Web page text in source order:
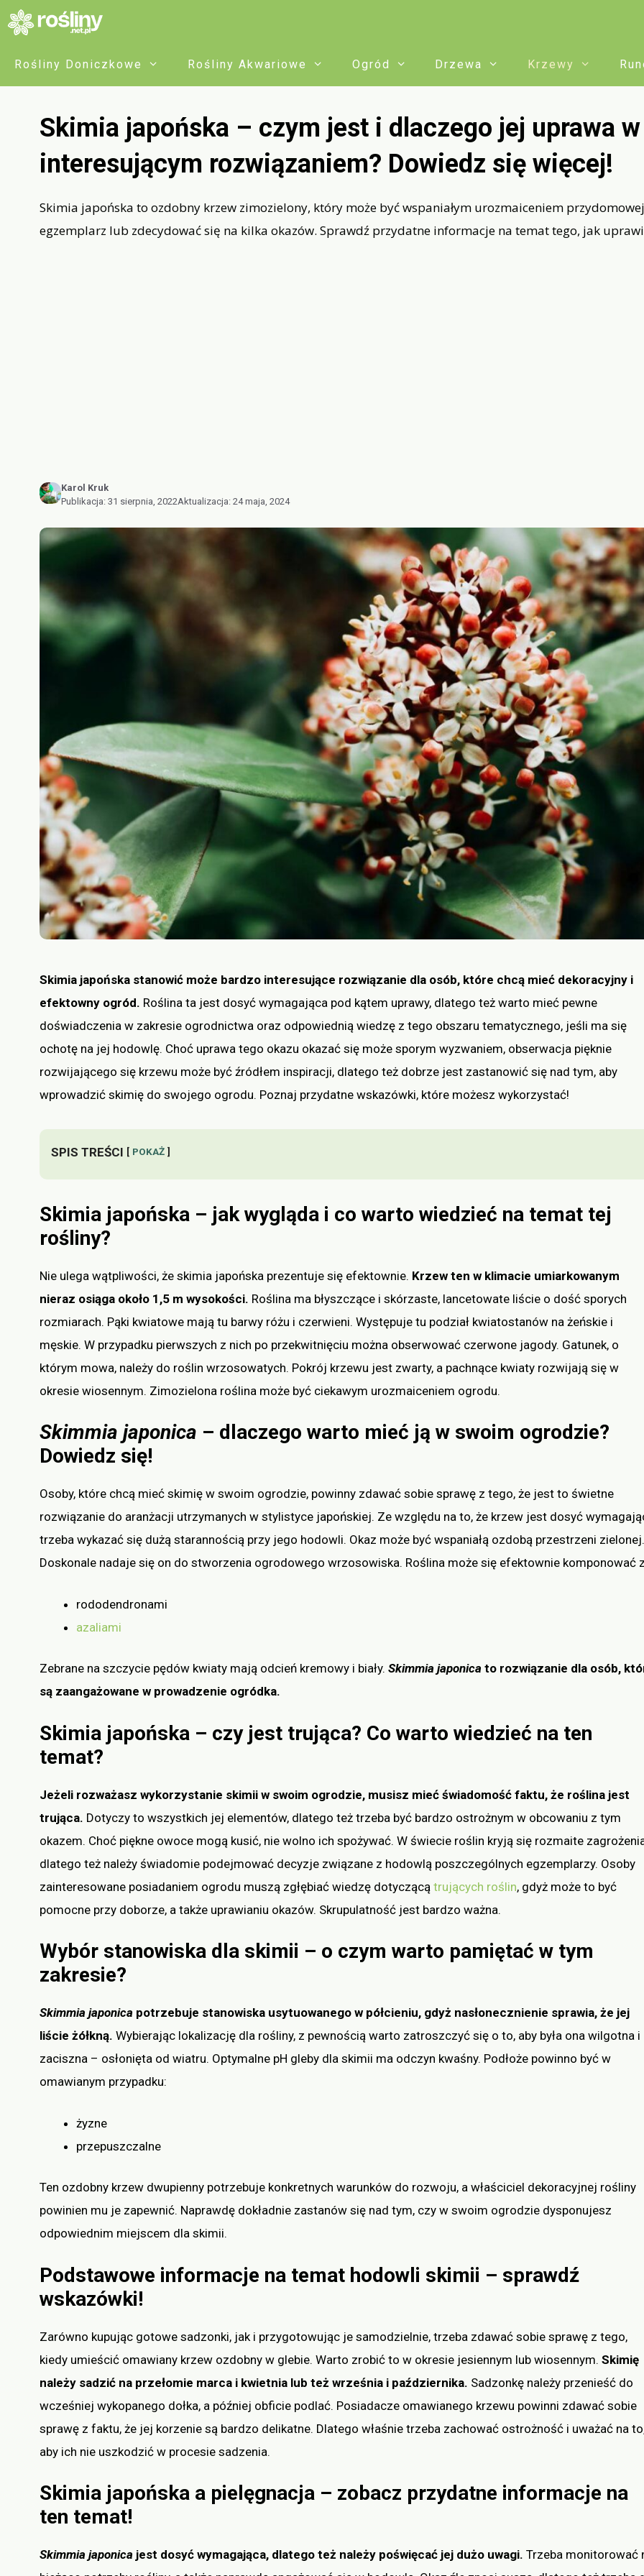
Przejdź
do
treściRośliny Doniczkowe Rośliny Akwariowe Ogród Drzewa Krzewy
Skimia japońska – czym jest i dlaczego jej uprawa
interesującym rozwiązaniem? Dowiedz się więcej!
Skimia japońska to ozdobny krzew zimozielony, który może być wspaniałym urozmaiceniem
egzemplarz lub zdecydować się na kilka okazów. Sprawdź przydatne informacje na temat tego, jak
Karol Kruk
Publikacja: 31 sierpnia, 2022Aktualizacja: 24 maja, 2024
Skimia japońska stanowić może bardzo interesujące rozwiązanie dla osób, które chcą mieć dekoracyjny i
efektowny ogród. Roślina ta jest dosyć wymagająca pod kątem uprawy, dlatego też warto mieć pewne
doświadczenia w zakresie ogrodnictwa oraz odpowiednią wiedzę z tego obszaru tematycznego, jeśli ma się
ochotę na jej hodowlę. Choć uprawa tego okazu okazać się może sporym wyzwaniem, obserwacja pięknie
rozwijającego się krzewu może być źródłem inspiracji, dlatego też dobrze jest zastanowić się nad tym, aby
wprowadzić skimię do swojego ogrodu. Poznaj przydatne wskazówki, które możesz wykorzystać!
SPIS TREŚCI POKAŻ
Skimia japońska – jak wygląda i co warto wiedzieć na temat tej
rośliny?
Nie ulega wątpliwości, że skimia japońska prezentuje się efektownie. Krzew ten w klimacie umiarkowanym
nieraz osiąga około 1,5 m wysokości. Roślina ma błyszczące i skórzaste, lancetowate liście o dość sporych
rozmiarach. Pąki kwiatowe mają tu barwy różu i czerwieni. Występuje tu podział kwiatostanów na żeńskie i
męskie. W przypadku pierwszych z nich po przekwitnięciu można obserwować czerwone jagody. Gatunek, o
którym mowa, należy do roślin wrzosowatych. Pokrój krzewu jest zwarty, a pachnące kwiaty rozwijają się w
okresie wiosennym. Zimozielona roślina może być ciekawym urozmaiceniem ogrodu.
Skimmia japonica – dlaczego warto mieć ją w swoim ogrodzie?
Dowiedz się!
Osoby, które chcą mieć skimię w swoim ogrodzie, powinny zdawać sobie sprawę z tego, że jest to świetne
rozwiązanie do aranżacji utrzymanych w stylistyce japońskiej. Ze względu na to, że krzew jest dosyć
trzeba wykazać się dużą starannością przy jego hodowli. Okaz może być wspaniałą ozdobą przestrzeni zielonej.
Doskonale nadaje się on do stworzenia ogrodowego wrzosowiska. Roślina może się efektownie komponować
rododendronami
azaliami
Zebrane na szczycie pędów kwiaty mają odcień kremowy i biały. Skimmia japonica to rozwiązanie dla osób,
są zaangażowane w prowadzenie ogródka.
Skimia japońska – czy jest trująca? Co warto wiedzieć na ten
temat?
Jeżeli rozważasz wykorzystanie skimii w swoim ogrodzie, musisz mieć świadomość faktu, że roślina jest
trująca. Dotyczy to wszystkich jej elementów, dlatego też trzeba być bardzo ostrożnym w obcowaniu z tym
okazem. Choć piękne owoce mogą kusić, nie wolno ich spożywać. W świecie roślin kryją się rozmaite
dlatego też należy świadomie podejmować decyzje związane z hodowlą poszczególnych egzemplarzy. Osoby
zainteresowane posiadaniem ogrodu muszą zgłębiać wiedzę dotyczącą trujących roślin, gdyż może to być
pomocne przy doborze, a także uprawianiu okazów. Skrupulatność jest bardzo ważna.
Wybór stanowiska dla skimii – o czym warto pamiętać w tym
zakresie?
Skimmia japonica potrzebuje stanowiska usytuowanego w półcieniu, gdyż nasłonecznienie sprawia, że jej
liście żółkną. Wybierając lokalizację dla rośliny, z pewnością warto zatroszczyć się o to, aby była ona wilgotna i
zaciszna – osłonięta od wiatru. Optymalne pH gleby dla skimii ma odczyn kwaśny. Podłoże powinno być w
omawianym przypadku:
żyzne
przepuszczalne
Ten ozdobny krzew dwupienny potrzebuje konkretnych warunków do rozwoju, a właściciel dekoracyjnej rośliny
powinien mu je zapewnić. Naprawdę dokładnie zastanów się nad tym, czy w swoim ogrodzie dysponujesz
odpowiednim miejscem dla skimii.
Podstawowe informacje na temat hodowli skimii – sprawdź
wskazówki!
Zarówno kupując gotowe sadzonki, jak i przygotowując je samodzielnie, trzeba zdawać sobie sprawę z tego,
kiedy umieścić omawiany krzew ozdobny w glebie. Warto zrobić to w okresie jesiennym lub wiosennym. Skimię
należy sadzić na przełomie marca i kwietnia lub też września i października. Sadzonkę należy przenieść do
wcześniej wykopanego dołka, a później obficie podlać. Posiadacze omawianego krzewu powinni zdawać sobie
sprawę z faktu, że jej korzenie są bardzo delikatne. Dlatego właśnie trzeba zachować ostrożność i uważać na
aby ich nie uszkodzić w procesie sadzenia.
Skimia japońska a pielęgnacja – zobacz przydatne informacje na
ten temat!
Skimmia japonica jest dosyć wymagająca, dlatego też należy poświęcać jej dużo uwagi. Trzeba monitorować